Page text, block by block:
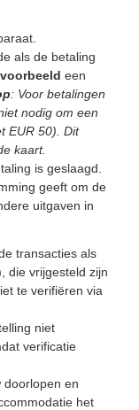
als de betaling
een
: Voor betalingen
nodig om een
EUR 50). Dit
kaart.
is geslaagd.
geeft om de
uitgaven in
transacties als
die vrijgesteld zijn
te verifiëren via
niet
verificatie
doorlopen en
het